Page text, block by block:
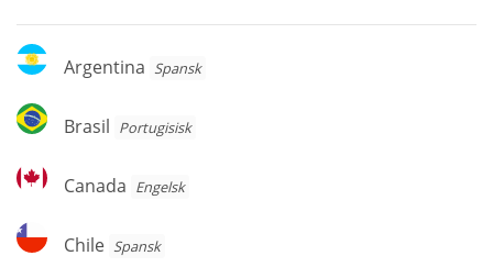
Argentina
Argentina Spansk
Brasil
Brasil Portugisisk
Canada
Canada Engelsk
Chile
Chile Spansk